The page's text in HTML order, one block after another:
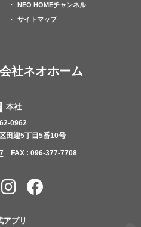
NEO HOMEチャンネル
サイトマップ
社ネオホーム
本社
0962
田迎5丁目5番10号
FAX : 096-377-7708
Instagram
Facebook
アプリ